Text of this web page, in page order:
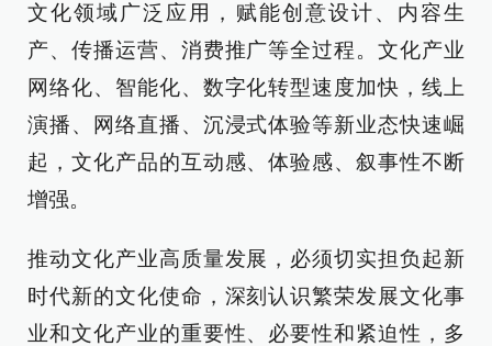
文化领域广泛应用，赋能创意设计、内容生
产、传播运营、消费推广等全过程。文化产业
网络化、智能化、数字化转型速度加快，线上
演播、网络直播、沉浸式体验等新业态快速崛
起，文化产品的互动感、体验感、叙事性不断
增强。
推动文化产业高质量发展，必须切实担负起新
时代新的文化使命，深刻认识繁荣发展文化事
业和文化产业的重要性、必要性和紧迫性，多